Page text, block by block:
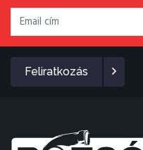
Feliratkozás